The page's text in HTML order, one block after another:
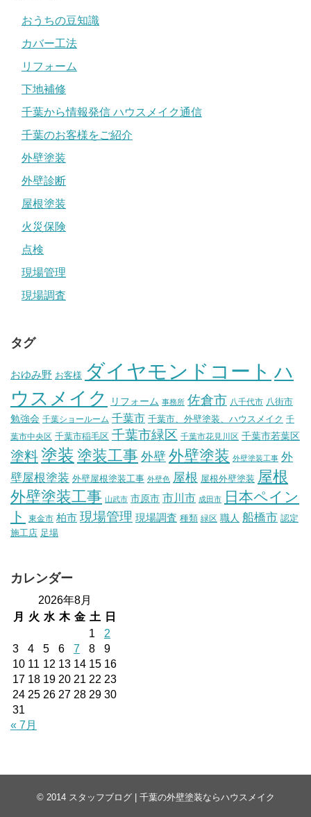
おうちの豆知識
カバー工法
リフォーム
下地補修
千葉から情報発信 ハウスメイク通信
千葉のお客様をご紹介
外壁塗装
外壁診断
屋根塗装
火災保険
点検
現場管理
現場調査
タグ
おゆみ野 お客様 ダイヤモンドコート ハ
ウスメイク
リフォーム 事務所 佐倉市 八千代市 八街市
勉強会 千葉ショールーム 千葉市 千葉市、外壁塗装、ハウスメイク 千
葉市中央区 千葉市稲毛区 千葉市緑区 千葉市花見川区 千葉市若葉区
塗料塗装 塗装工事 外壁 外壁塗装 外壁塗装工事 外
壁屋根塗装 外壁屋根塗装工事 外壁色 屋根 屋根外壁塗装 屋根
外壁塗装工事 山武市 市原市 市川市 成田市
日本ペイン
ト
東金市 柏市 現場管理 現場調査 種類 緑区 職人 船橋市 認定
施工店 足場
カレンダー
2026年8月
月
火 水 木 金 土
日
1
2
3
4 5 6 7 8
9
10 11 12 13 14 15 16
17 18 19 20 21 22 23
24 25 26 27 28 29 30
31
« 7月
© 2014 スタッフブログ | 千葉の外壁塗装ならハウスメイク